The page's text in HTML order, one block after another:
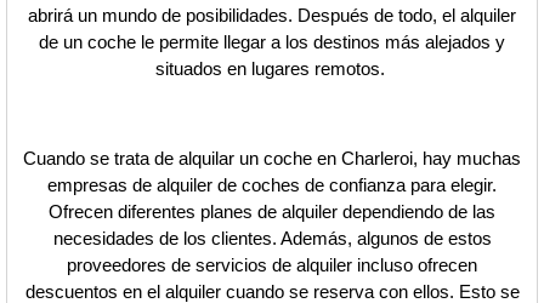
abrirá un mundo de posibilidades. Después de todo, el alquiler
de un coche le permite llegar a los destinos más alejados y
situados en lugares remotos.
Cuando se trata de alquilar un coche en Charleroi, hay muchas
empresas de alquiler de coches de confianza para elegir.
Ofrecen diferentes planes de alquiler dependiendo de las
necesidades de los clientes. Además, algunos de estos
proveedores de servicios de alquiler incluso ofrecen
descuentos en el alquiler cuando se reserva con ellos. Esto se